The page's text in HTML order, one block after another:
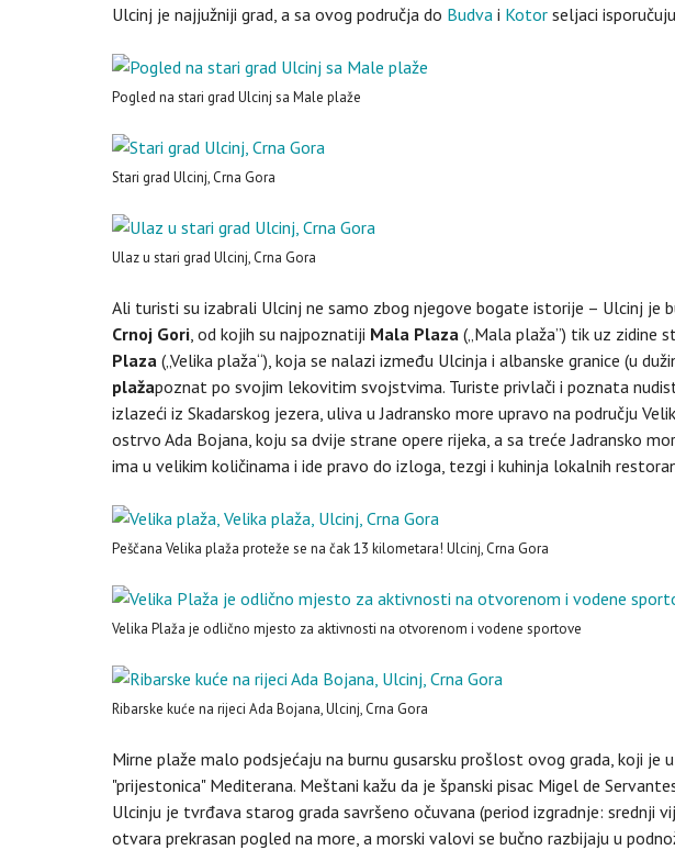
Ulcinj je najjužniji grad, a sa ovog područja do Budva i Kotor seljaci
Pogled na stari grad Ulcinj sa Male plaže
Stari grad Ulcinj, Crna Gora
Ulaz u stari grad Ulcinj, Crna Gora
Ali turisti su izabrali Ulcinj ne samo zbog njegove bogate istorije – Ulcinj je
Crnoj Gori , od kojih su najpoznatiji Mala Plaza („Mala plaža”) tik uz zidine
Plaza („Velika plaža“), koja se nalazi između Ulcinja i albanske granice (u
plažapoznat po svojim lekovitim svojstvima. Turiste privlači i poznata
izlazeći iz Skadarskog jezera, uliva u Jadransko more upravo na području
ostrvo Ada Bojana, koju sa dvije strane opere rijeka, a sa treće Jadransko
ima u velikim količinama i ide pravo do izloga, tezgi i kuhinja lokalnih
Peščana Velika plaža proteže se na čak 13 kilometara! Ulcinj, Crna Gora
Velika Plaža je odlično mjesto za aktivnosti na otvorenom i vodene sportove
Ribarske kuće na rijeci Ada Bojana, Ulcinj, Crna Gora
Mirne plaže malo podsjećaju na burnu gusarsku prošlost ovog grada, koji je
"prijestonica" Mediterana. Meštani kažu da je španski pisac Migel de
Ulcinju je tvrđava starog grada savršeno očuvana (period izgradnje: srednji
otvara prekrasan pogled na more, a morski valovi se bučno razbijaju u